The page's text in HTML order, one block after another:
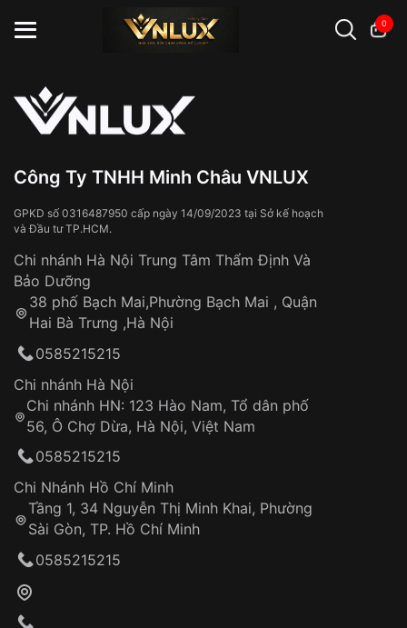
0
Đồng hồ casio đồng hồ G-Shock
Công Ty TNHH Minh Châu VNLUX
GPKD số 0316487950 cấp ngày 14/09/2023 tại Sở kế hoạch
và Đầu tư TP.HCM.
Chi nhánh Hà Nội Trung Tâm Thẩm Định Và
Bảo Dưỡng
38 phố Bạch Mai,Phường Bạch Mai , Quận
Hai Bà Trưng ,Hà Nội
0585215215
Chi nhánh Hà Nội
Chi nhánh HN: 123 Hào Nam, Tổ dân phố
56, Ô Chợ Dừa, Hà Nội, Việt Nam
0585215215
Chi Nhánh Hồ Chí Minh
Tầng 1, 34 Nguyễn Thị Minh Khai, Phường
Sài Gòn, TP. Hồ Chí Minh
0585215215